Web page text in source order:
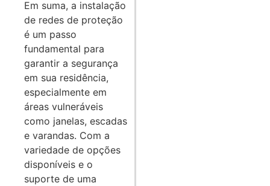
Em suma, a instalação
de redes de proteção
é um passo
fundamental para
garantir a segurança
em sua residência,
especialmente em
áreas vulneráveis
como janelas, escadas
e varandas. Com a
variedade de opções
disponíveis e o
suporte de uma